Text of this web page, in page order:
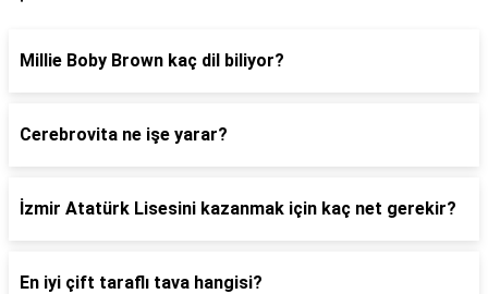
Millie Boby Brown kaç dil biliyor?
Cerebrovita ne işe yarar?
İzmir Atatürk Lisesini kazanmak için kaç net gerekir?
En iyi çift taraflı tava hangisi?